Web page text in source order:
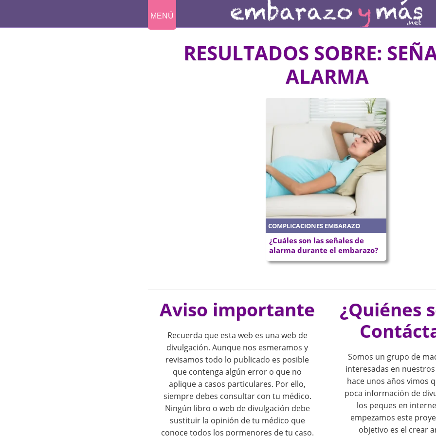
MENÚ
RESULTADOS SOBRE:
ALARMA
COMPLICACIONES EMBARAZO
¿Cuáles son las señales de
alarma durante el embarazo?
Aviso importante
Recuerda que esta web es una web de
divulgación. Aunque nos esmeramos y
revisamos todo lo publicado es posible
que contenga algún error o que no
aplique a casos particulares. Por ello,
siempre debes consultar con tu médico.
Ningún libro o web de divulgación debe
sustituir la opinión de tu médico que
conoce todos los pormenores de tu caso.
¿Quiénes
Somos un grupo de
interesadas en
hace unos años vimos
poca información de
los peques en
empezamos este
objetivo es el crear